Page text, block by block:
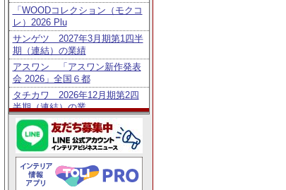
「WOODコレクション（モクコ
レ）2026 Plu
サンゲツ 2027年3月期第1四半
期（連結）の業績
アスワン 「アスワン新作発表
会 2026」全国６都
タチカワ 2026年12月期第2四
半期（連結）の業
トーソー 2027年3月期第1四半
期（連結）の業績
鹿田産業 「Homo Faber Guid
e」に日
タチカワ 「日経・東証ＩＲフ